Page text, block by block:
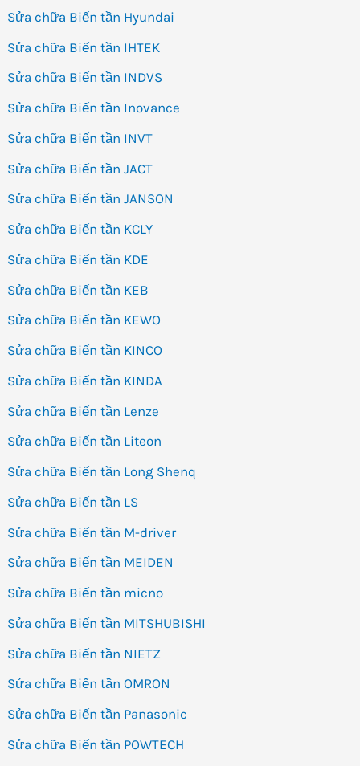
Sửa chữa Biến tần Hyundai
Sửa chữa Biến tần IHTEK
Sửa chữa Biến tần INDVS
Sửa chữa Biến tần Inovance
Sửa chữa Biến tần INVT
Sửa chữa Biến tần JACT
Sửa chữa Biến tần JANSON
Sửa chữa Biến tần KCLY
Sửa chữa Biến tần KDE
Sửa chữa Biến tần KEB
Sửa chữa Biến tần KEWO
Sửa chữa Biến tần KINCO
Sửa chữa Biến tần KINDA
Sửa chữa Biến tần Lenze
Sửa chữa Biến tần Liteon
Sửa chữa Biến tần Long Shenq
Sửa chữa Biến tần LS
Sửa chữa Biến tần M-driver
Sửa chữa Biến tần MEIDEN
Sửa chữa Biến tần micno
Sửa chữa Biến tần MITSHUBISHI
Sửa chữa Biến tần NIETZ
Sửa chữa Biến tần OMRON
Sửa chữa Biến tần Panasonic
Sửa chữa Biến tần POWTECH